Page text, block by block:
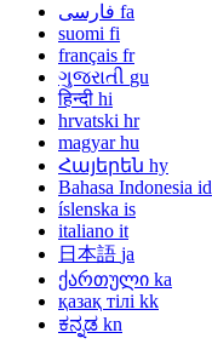
فارسی fa
suomi fi
français fr
ગુજરાતી gu
हिन्दी hi
hrvatski hr
magyar hu
Հայերեն hy
Bahasa Indonesia id
íslenska is
italiano it
日本語 ja
ქართული ka
қазақ тілі kk
ಕನ್ನಡ kn